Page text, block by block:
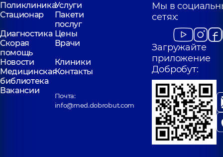
ПоликлиникаУслуги
Стационар
Пакети
послуг
Диагностика Цены
Скорая
помощь
Врачи
Новости
Клиники
Медицинская
библиотека
Контакты
Вакансии
Почта:
info@med.dobrobut.com
Мы в
сетях:
Загружайте
приложение
Добробут: